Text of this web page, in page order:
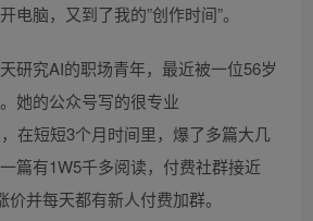
电脑，又到了我的”创作时间”。
研究AI的职场青年，最近被一位56岁
她的公众号写的很专业
在短短3个月时间里，爆了多篇大几
篇有1W5千多阅读，付费社群接近
并每天都有新人付费加群。